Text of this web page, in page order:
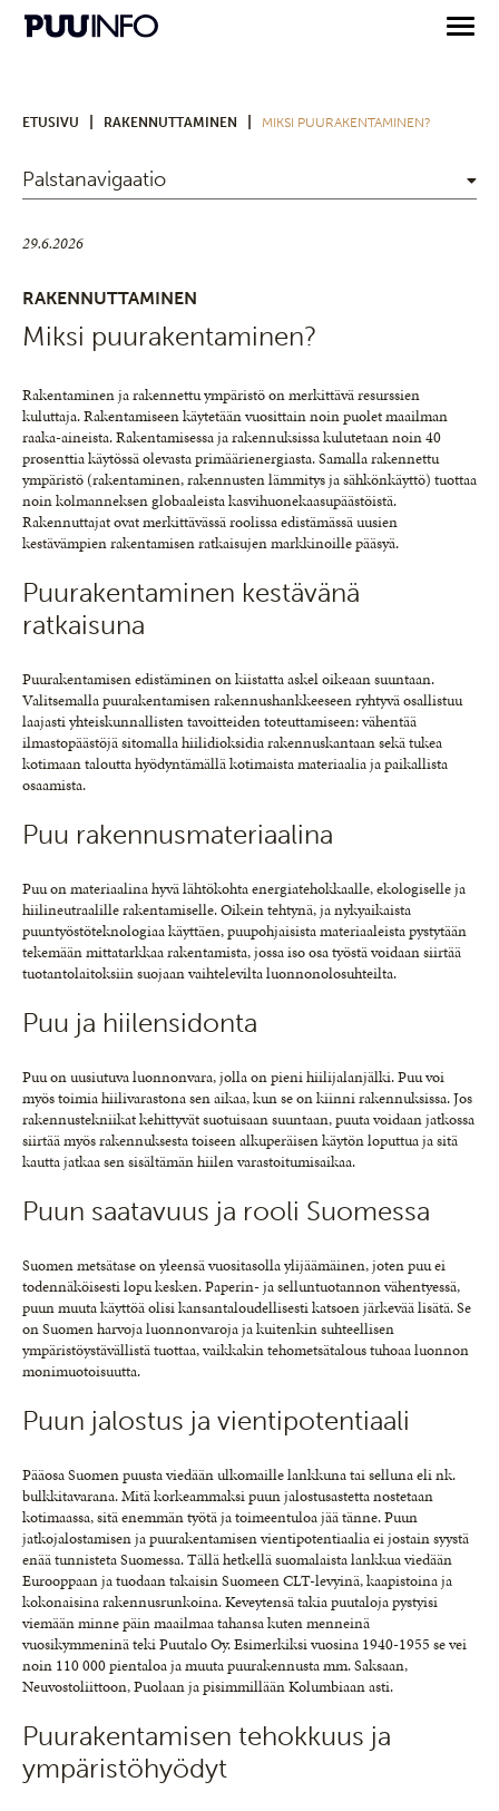
ETUSIVU RAKENNUTTAMINEN MIKSI PUURAKENTAMINEN?
Palstanavigaatio
29.6.2026
RAKENNUTTAMINEN
Miksi puurakentaminen?
Rakentaminen ja rakennettu ympäristö on merkittävä resurssien
kuluttaja. Rakentamiseen käytetään vuosittain noin puolet maailman
raaka-aineista. Rakentamisessa ja rakennuksissa kulutetaan noin 40
prosenttia käytössä olevasta primäärienergiasta. Samalla rakennettu
ympäristö (rakentaminen, rakennusten lämmitys ja sähkönkäyttö) tuottaa
noin kolmanneksen globaaleista kasvihuonekaasupäästöistä.
Rakennuttajat ovat merkittävässä roolissa edistämässä uusien
kestävämpien rakentamisen ratkaisujen markkinoille pääsyä.
Puurakentaminen kestävänä
ratkaisuna
Puurakentamisen edistäminen on kiistatta askel oikeaan suuntaan.
Valitsemalla puurakentamisen rakennushankkeeseen ryhtyvä osallistuu
laajasti yhteiskunnallisten tavoitteiden toteuttamiseen: vähentää
ilmastopäästöjä sitomalla hiilidioksidia rakennuskantaan sekä tukea
kotimaan taloutta hyödyntämällä kotimaista materiaalia ja paikallista
osaamista.
Puu rakennusmateriaalina
Puu on materiaalina hyvä lähtökohta energiatehokkaalle, ekologiselle ja
hiilineutraalille rakentamiselle. Oikein tehtynä, ja nykyaikaista
puuntyöstöteknologiaa käyttäen, puupohjaisista materiaaleista pystytään
tekemään mittatarkkaa rakentamista, jossa iso osa työstä voidaan siirtää
tuotantolaitoksiin suojaan vaihtelevilta luonnonolosuhteilta.
Puu ja hiilensidonta
Puu on uusiutuva luonnonvara, jolla on pieni hiilijalanjälki. Puu voi
myös toimia hiilivarastona sen aikaa, kun se on kiinni rakennuksissa. Jos
rakennustekniikat kehittyvät suotuisaan suuntaan, puuta voidaan jatkossa
siirtää myös rakennuksesta toiseen alkuperäisen käytön loputtua ja sitä
kautta jatkaa sen sisältämän hiilen varastoitumisaikaa.
Puun saatavuus ja rooli Suomessa
Suomen metsätase on yleensä vuositasolla ylijäämäinen, joten puu ei
todennäköisesti lopu kesken. Paperin- ja selluntuotannon vähentyessä,
puun muuta käyttöä olisi kansantaloudellisesti katsoen järkevää lisätä. Se
on Suomen harvoja luonnonvaroja ja kuitenkin suhteellisen
ympäristöystävällistä tuottaa, vaikkakin tehometsätalous tuhoaa luonnon
monimuotoisuutta.
Puun jalostus ja vientipotentiaali
Pääosa Suomen puusta viedään ulkomaille lankkuna tai selluna eli nk.
bulkkitavarana. Mitä korkeammaksi puun jalostusastetta nostetaan
kotimaassa, sitä enemmän työtä ja toimeentuloa jää tänne. Puun
jatkojalostamisen ja puurakentamisen vientipotentiaalia ei jostain syystä
enää tunnisteta Suomessa. Tällä hetkellä suomalaista lankkua viedään
Eurooppaan ja tuodaan takaisin Suomeen CLT-levyinä, kaapistoina ja
kokonaisina rakennusrunkoina. Keveytensä takia puutaloja pystyisi
viemään minne päin maailmaa tahansa kuten menneinä
vuosikymmeninä teki Puutalo Oy. Esimerkiksi vuosina 1940-1955 se vei
noin 110 000 pientaloa ja muuta puurakennusta mm. Saksaan,
Neuvostoliittoon, Puolaan ja pisimmillään Kolumbiaan asti.
Puurakentamisen tehokkuus ja
ympäristöhyödyt